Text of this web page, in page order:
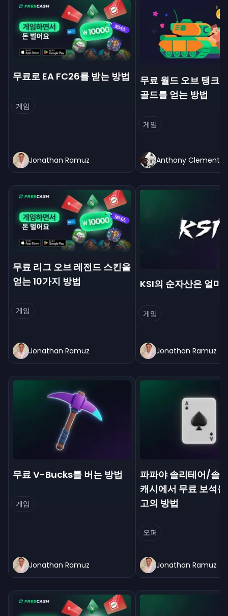
무료로 EA FC26를 받는 방법
게임
Jonathan Ramuz
무료 월드 오브 탱크
골드를 얻는 방법
게임
Anthony Clement
무료 리그 오브 레전드 스킨을
얻는 10가지 방법
게임
Jonathan Ramuz
KSI의 순자산은 얼마
게임
Jonathan Ramuz
무료 V-Bucks를 버는 방법
게임
Jonathan Ramuz
파파야 솔리테어/솔
캐시에서 무료 보석
고의 방법
오퍼
Jonathan Ramuz